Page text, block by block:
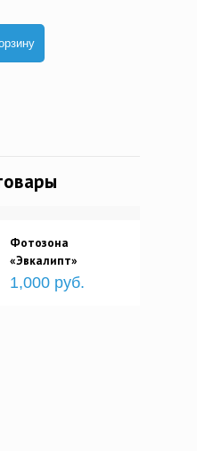
Фотозона
«Эвкалипт»
1,000 руб.